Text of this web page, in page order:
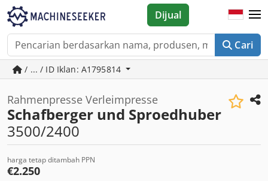
Cari
Dijual
/ ... / ID Iklan: A1795814
Rahmenpresse Verleimpresse
Schafberger und Sproedhuber
3500/2400
harga tetap ditambah PPN
€2.250